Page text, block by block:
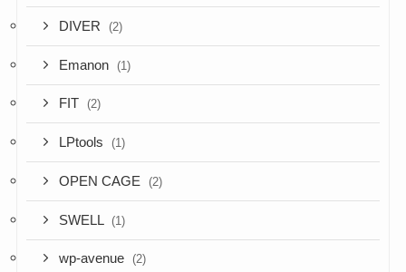
DIVER (2)
Emanon (1)
FIT (2)
LPtools (1)
OPEN CAGE (2)
SWELL (1)
wp-avenue (2)